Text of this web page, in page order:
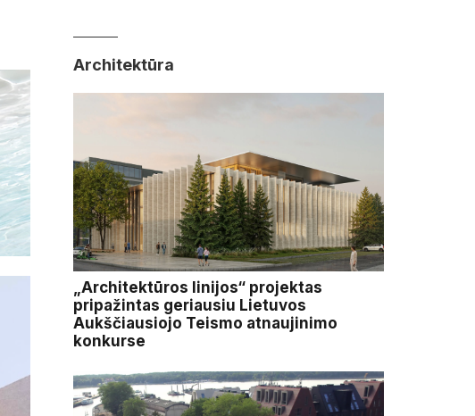
Architektūra
„Architektūros linijos“ projektas
pripažintas geriausiu Lietuvos
Aukščiausiojo Teismo atnaujinimo
konkurse